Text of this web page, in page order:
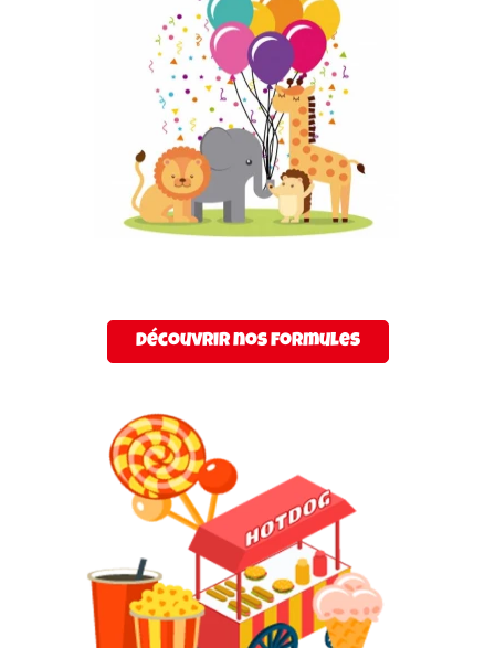
Découvrir nos formules